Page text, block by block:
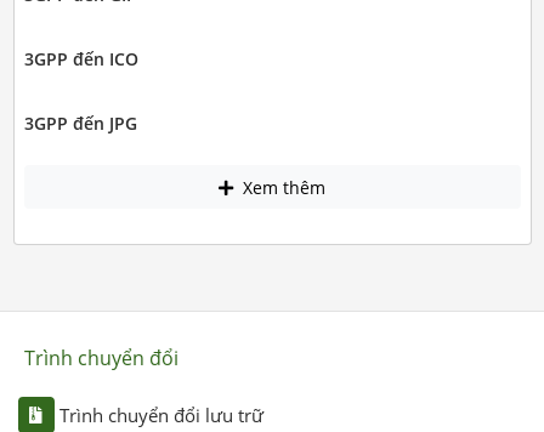
3GPP đến ICO
3GPP đến JPG
Xem thêm
Trình chuyển đổi
Trình chuyển đổi lưu trữ